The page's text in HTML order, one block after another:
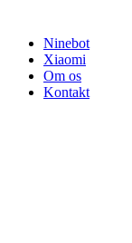
Ninebot
Xiaomi
Om os
Kontakt